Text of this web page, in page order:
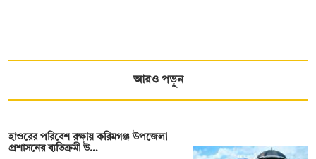
আরও পড়ুন
হাওরের পরিবেশ রক্ষায় করিমগঞ্জ উপজেলা
প্রশাসনের ব্যতিক্রমী উ…